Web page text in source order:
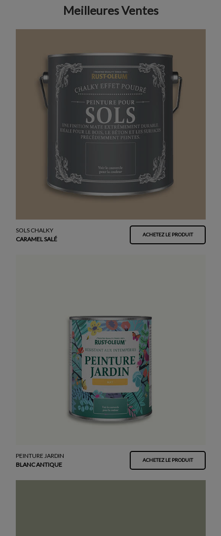
Meilleures Ventes
SOLS CHALKY
CARAMEL SALÉ
ACHETEZ LE PRODUIT
PEINTURE JARDIN
BLANC ANTIQUE
ACHETEZ LE PRODUIT